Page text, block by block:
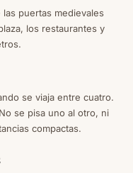
puertas medievales
los restaurantes y
se viaja entre cuatro.
se pisa uno al otro, ni
compactas.